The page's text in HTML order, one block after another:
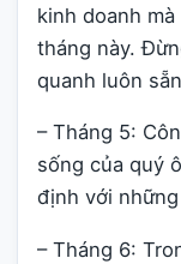
kinh doanh
tháng này.
quanh luôn
– Tháng 5:
sống của quý
định với
– Tháng 6: